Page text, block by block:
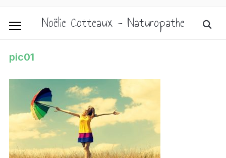
Noëlie Cotteaux - Naturopathe
pic01